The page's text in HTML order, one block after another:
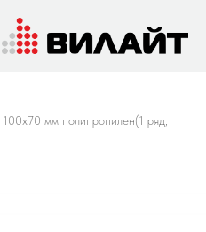
мм полипропилен(1 ряд,